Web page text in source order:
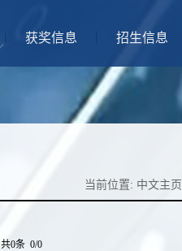
获奖信息 招生信息
当前位置: 中文主页
共0条 0/0